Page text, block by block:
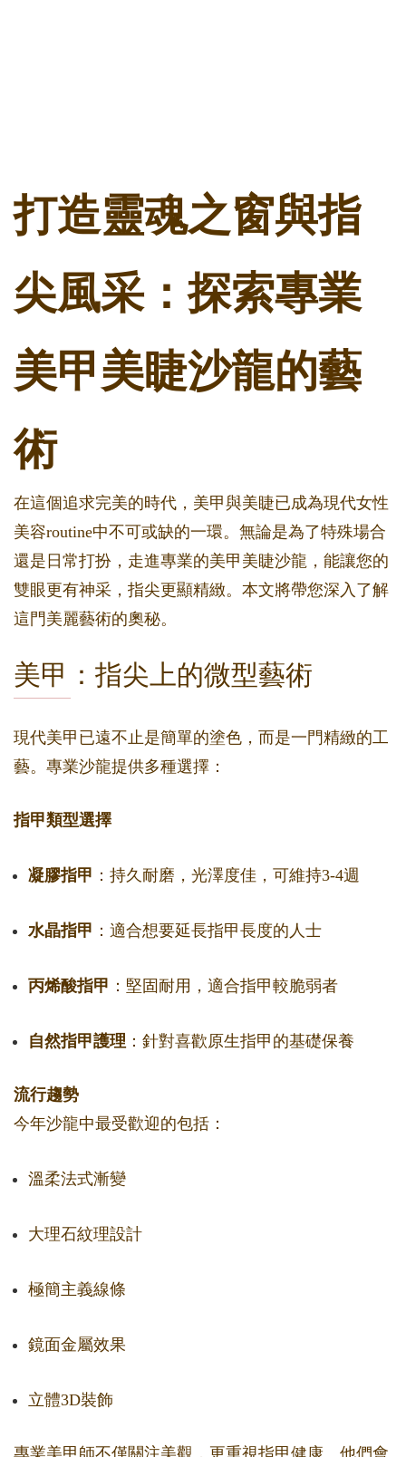
打造靈魂之窗與指
尖風采：探索專業
美甲美睫沙龍的藝
術
在這個追求完美的時代，美甲與美睫已成為現代女性
美容routine中不可或缺的一環。無論是為了特殊場合
還是日常打扮，走進專業的美甲美睫沙龍，能讓您的
雙眼更有神采，指尖更顯精緻。本文將帶您深入了解
這門美麗藝術的奧秘。
美甲：指尖上的微型藝術
現代美甲已遠不止是簡單的塗色，而是一門精緻的工
藝。專業沙龍提供多種選擇：
指甲類型選擇
凝膠指甲 ：持久耐磨，光澤度佳，可維持3-4週
水晶指甲 ：適合想要延長指甲長度的人士
丙烯酸指甲 ：堅固耐用，適合指甲較脆弱者
自然指甲護理 ：針對喜歡原生指甲的基礎保養
流行趨勢
今年沙龍中最受歡迎的包括：
溫柔法式漸變
大理石紋理設計
極簡主義線條
鏡面金屬效果
立體3D裝飾